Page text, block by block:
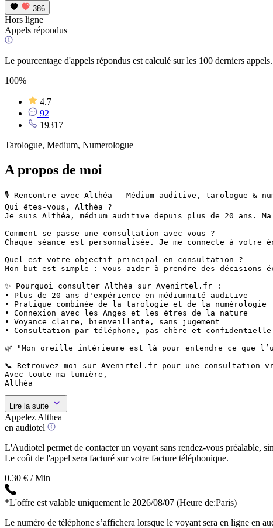
386
Hors ligne
Appels répondus
Le pourcentage d'appels répondus est calculé sur les 100 derniers
100%
4.7
92
19317
Tarologue, Medium, Numerologue
A propos de moi
🎙️ Rencontre avec Althéa – Médium auditive, tarologue &
Qui êtes-vous, Althéa ?
Je suis Althéa, médium auditive depuis plus de 20 ans.
Comment se passe une consultation avec vous ?
Chaque séance est personnalisée. Je me connecte à
Quel est votre objectif principal en consultation ?
Mon but est simple : vous aider à prendre des
✨ Pourquoi consulter Althéa sur Avenirtel.fr :
• Plus de 20 ans d'expérience en médiumnité auditive
• Pratique combinée de la tarologie et de la numérologie
• Connexion avec les Anges et les êtres de la nature
• Voyance claire, bienveillante, sans jugement
• Consultation par téléphone, pas chère et confidentielle
🌿 "Mon oreille intérieure est là pour entendre ce que
📞 Retrouvez-moi sur Avenirtel.fr pour une consultation
Avec toute ma lumière,
Althéa
Lire la suite
Appelez Althea
en audiotel
L'Audiotel permet de contacter un voyant sans rendez-vous préalable,
Le coût de l'appel sera facturé sur votre facture téléphonique.
0.30 € / Min
*L'offre est valable uniquement le 2026/08/07 (Heure de:Paris)
Le numéro de téléphone s’affichera lorsque le voyant sera en ligne en